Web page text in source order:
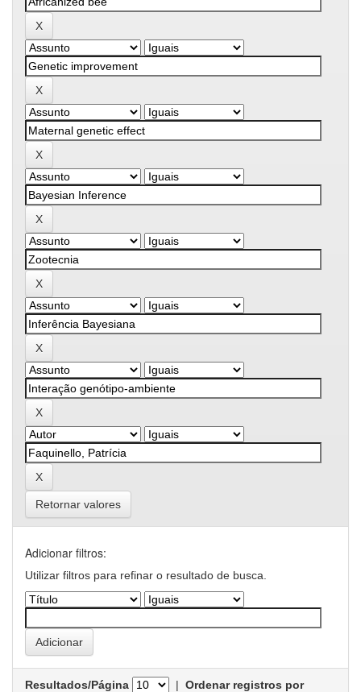
Retornar valores
Adicionar filtros:
Utilizar filtros para refinar o resultado de busca.
Resultados/Página | Ordenar registros por